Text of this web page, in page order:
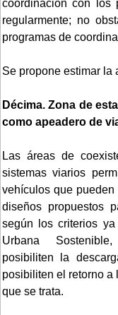
coordinación con los
regularmente; no
programas de
Se propone estimar la
Décima. Zona de
como apeadero de
Las áreas de
sistemas viarios
vehículos que
diseños propuestos
según los criterios
Urbana
posibiliten la
posibiliten el retorno a
que se trata.